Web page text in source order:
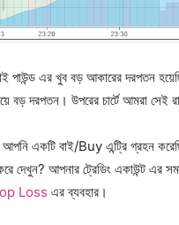
পাউন্ড এর খুব বড় আকারের দরপতন
বড় দরপতন। উপরের চার্টে আমরা সেই
আপনি একটি বাই/Buy এন্ট্রি গ্রহন
দেখুন? আপনার ট্রেডিং একাউন্ট এর
Loss এর ব্যবহার।